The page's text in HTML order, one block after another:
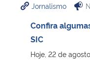
Ministério do Turismo
Ministério do Desenvolvimento
Jornalismo
Confira
SIC
Hoje, 22 de